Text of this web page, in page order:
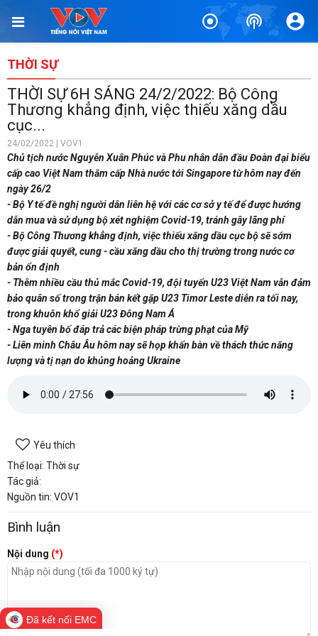
THỜI SỰ
THỜI SỰ 6H SÁNG 24/2/2022: Bộ Công
Thương khẳng định, việc thiếu xăng dầu
cục...
24/02/2022 | VOV1
Chủ tịch nước Nguyễn Xuân Phúc và Phu nhân dẫn đầu Đoàn đại biểu
cấp cao Việt Nam thăm cấp Nhà nước tới Singapore từ hôm nay đến
ngày 26/2
- Bộ Y tế đề nghị người dân liên hệ với các cơ sở y tế để được hướng
dẫn mua và sử dụng bộ xét nghiệm Covid-19, tránh gây lãng phí
- Bộ Công Thương khẳng định, việc thiếu xăng dầu cục bộ sẽ sớm
được giải quyết, cung - cầu xăng dầu cho thị trường trong nước cơ
bản ổn định
- Thêm nhiều cầu thủ mắc Covid-19, đội tuyển U23 Việt Nam vẫn đảm
bảo quân số trong trận bán kết gặp U23 Timor Leste diễn ra tối nay,
trong khuôn khổ giải U23 Đông Nam Á
- Nga tuyên bố đáp trả các biện pháp trừng phạt của Mỹ
- Liên minh Châu Âu hôm nay sẽ họp khẩn bàn về thách thức năng
lượng và tị nạn do khủng hoảng Ukraine
Yêu thích
Thể loại: Thời sự
Tác giả:
Nguồn tin: VOV1
Bình luận
Nội dung (*)
Đã kết nối EMC